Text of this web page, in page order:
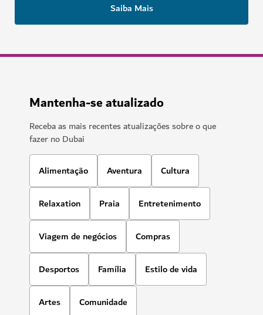
Saiba Mais
Mantenha-se atualizado
Receba as mais recentes atualizações sobre o que
fazer no Dubai
Alimentação Aventura Cultura
Relaxation Praia Entretenimento
Viagem de negócios Compras
Desportos Família Estilo de vida
Artes Comunidade